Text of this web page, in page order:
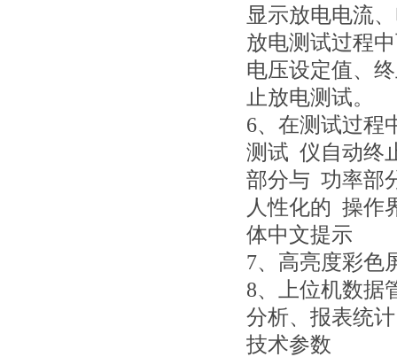
显示放电电流
放电测试过程
电压设定值、
止放电测试。
6、在测试过程
测试 仪自动终
部分与 功率部
人性化的 操作
体中文提示
7、高亮度彩色
8、上位机数据
分析、报表统
技术参数